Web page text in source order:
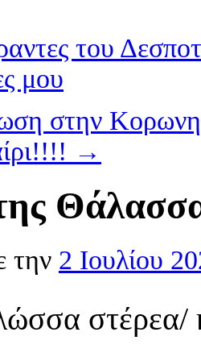
του
μου
στην
→
την 2 Ιουλίου
στέρεα/